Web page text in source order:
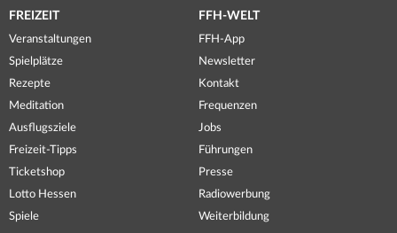
FREIZEIT
Veranstaltungen
Spielplätze
Rezepte
Meditation
Ausflugsziele
Freizeit-Tipps
Ticketshop
Lotto Hessen
Spiele
FFH-WELT
FFH-App
Newsletter
Kontakt
Frequenzen
Jobs
Führungen
Presse
Radiowerbung
Weiterbildung